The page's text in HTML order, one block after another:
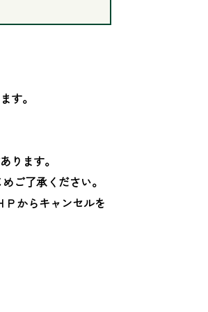
す。
ります。
ご了承ください。
からキャンセルを